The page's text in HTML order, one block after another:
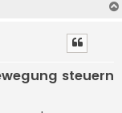
steuern